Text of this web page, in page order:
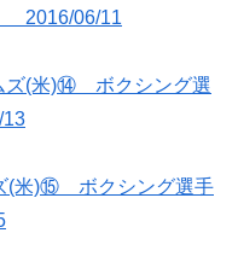
2016/06/11
ズ(米)⑭ ボクシング選
(米)⑮ ボクシング選手